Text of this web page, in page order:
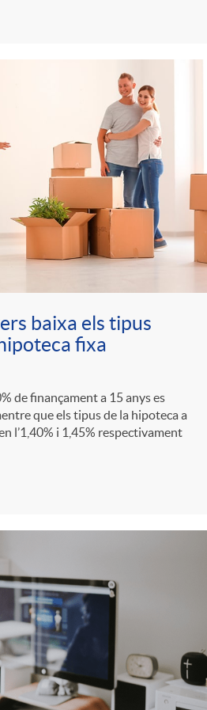
baixa els tipus
fixa
de finançament a 15 anys es
que els tipus de la hipoteca a
l’1,40% i 1,45% respectivament